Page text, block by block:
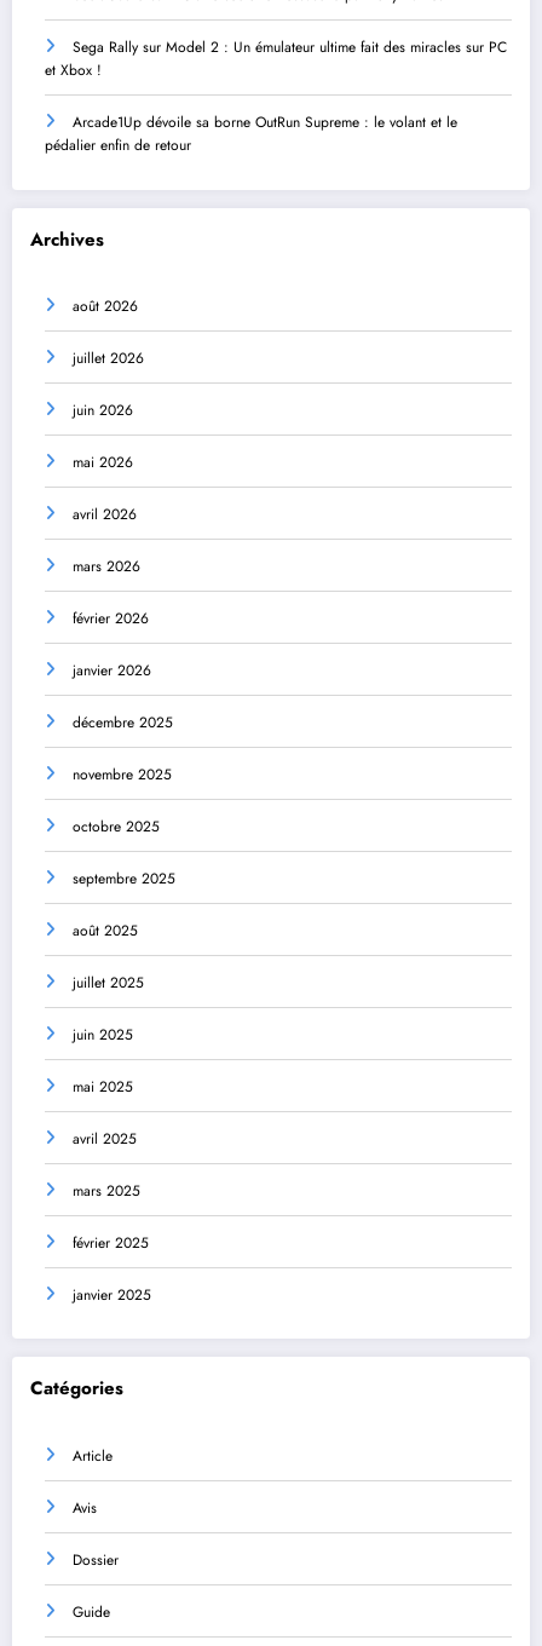
Sega Rally sur Model 2 : Un émulateur ultime fait des miracles sur PC
et Xbox !
Arcade1Up dévoile sa borne OutRun Supreme : le volant et le
pédalier enfin de retour
Archives
août 2026
juillet 2026
juin 2026
mai 2026
avril 2026
mars 2026
février 2026
janvier 2026
décembre 2025
novembre 2025
octobre 2025
septembre 2025
août 2025
juillet 2025
juin 2025
mai 2025
avril 2025
mars 2025
février 2025
janvier 2025
Catégories
Article
Avis
Dossier
Guide